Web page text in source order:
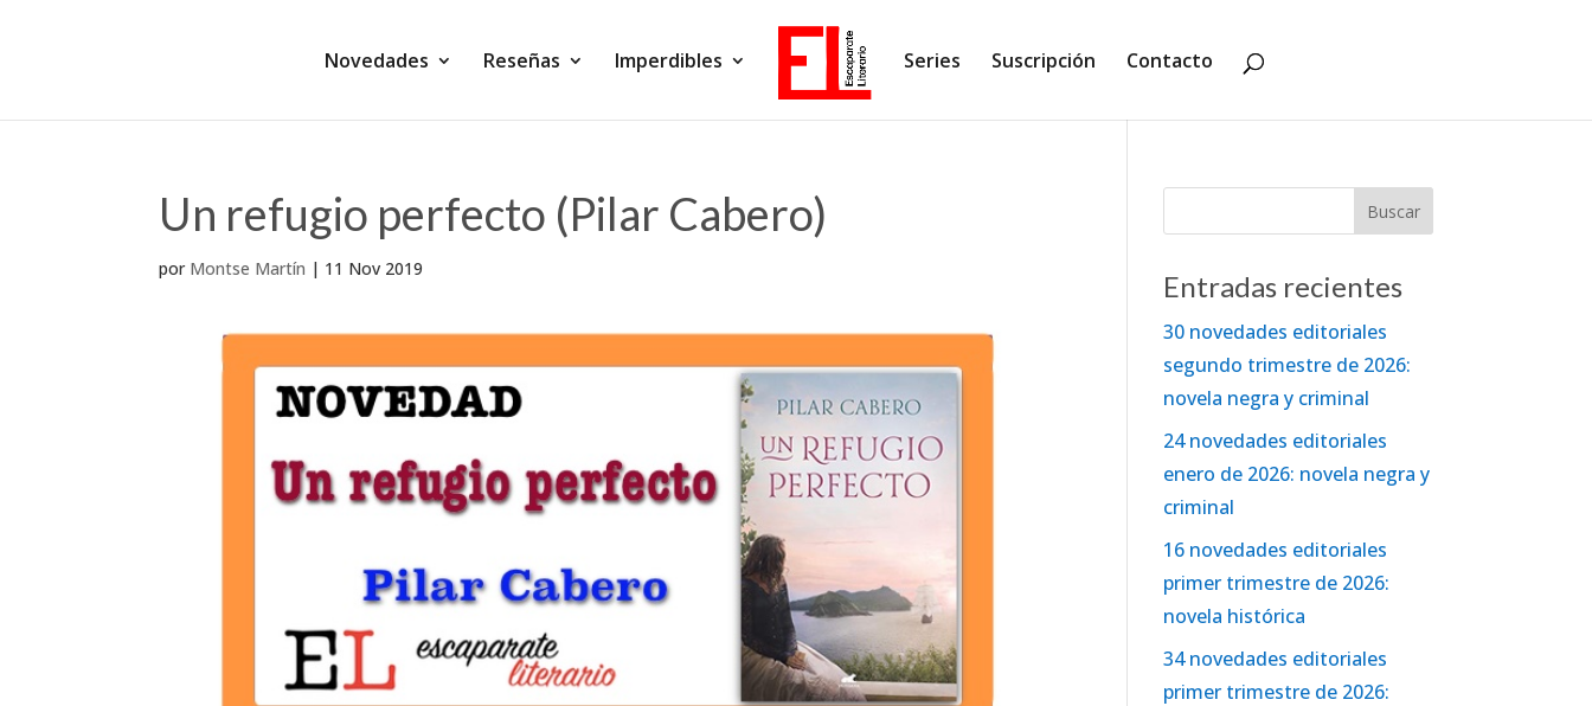
Novedades Reseñas Imperdibles Series Suscripción Contacto
Un refugio perfecto (Pilar Cabero)
por Montse Martín | 11 Nov 2019
Entradas recientes
30 novedades editoriales
segundo trimestre de 2026:
novela negra y criminal
24 novedades editoriales
enero de 2026: novela negra y
criminal
16 novedades editoriales
primer trimestre de 2026:
novela histórica
34 novedades editoriales
primer trimestre de 2026: